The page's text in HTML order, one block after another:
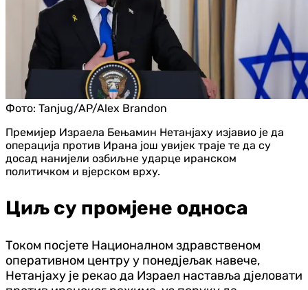
Фото: Tanjug/AP/Alex Brandon
Премијер Израела Бењамин Нетанјаху изјавио је да
операција против Ирана још увијек траје те да су
досад нанијели озбиљне ударце иранском
политичком и вјерском врху.
Циљ су промјене односа
Током посјете Националном здравственом
оперативном центру у понедјељак навече,
Нетанјаху је рекао да Израел наставља дјеловати